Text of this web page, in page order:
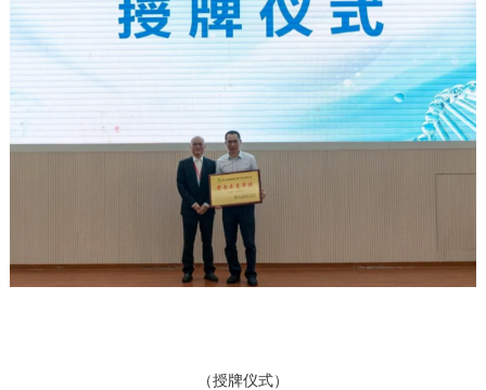
（授牌仪式）